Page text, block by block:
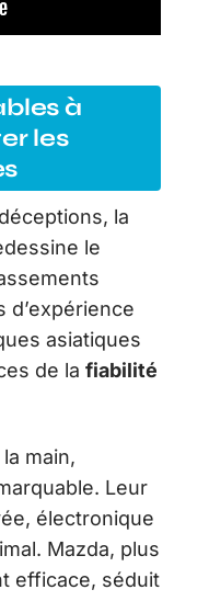
à
les
la
le
d’expérience
asiatiques
de la fiabilité
main,
Leur
électronique
Mazda, plus
efficace, séduit